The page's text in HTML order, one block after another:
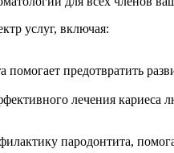
услуг, включая:
предотвратить
лечения кариеса
пародонтита,